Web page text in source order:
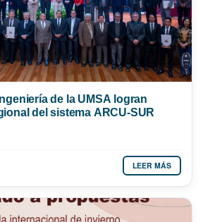
de la UMSA logran
del sistema ARCU-SUR
LEER MÁS